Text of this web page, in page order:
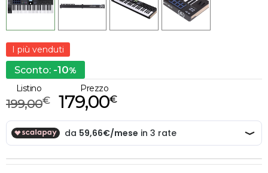
I più venduti
Sconto: -10%
Listino
€
199,00
Prezzo
€
179,00